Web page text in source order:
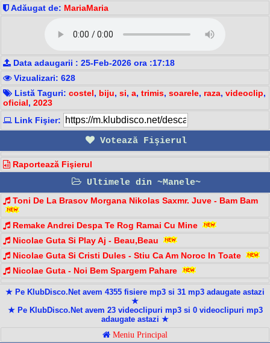
Adăugat de: MariaMaria
Data adaugarii : 25-Feb-2026 ora :17:18
Vizualizari: 628
Listă Taguri: costel, biju, si, a, trimis, soarele, raza, videoclip,
oficial, 2023
Link Fişier:
Votează Fişierul
Raportează Fişierul
Ultimele din ~Manele~
Toni De La Brasov Morgana Nikolas Saxmr. Juve - Bam Bam️
Remake Andrei Despa Te Rog Ramai Cu Mine
Nicolae Guta Si Play Aj - Beau,Beau
Nicolae Guta Si Cristi Dules - Stiu Ca Am Noroc In Toate
Nicolae Guta - Noi Bem Spargem Pahare
★ Pe KlubDisco.Net avem 4355 fisiere mp3 si 31 mp3 adaugate astazi
★
★ Pe KlubDisco.Net avem 23 videoclipuri mp3 si 0 videoclipuri mp3
adaugate astazi ★
Meniu Principal